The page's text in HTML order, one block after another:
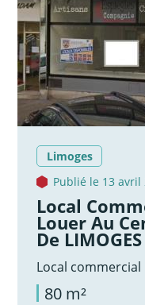
Limoges
Publié le 13 avril
Local
Louer Au
De
Local commercial
80 m²